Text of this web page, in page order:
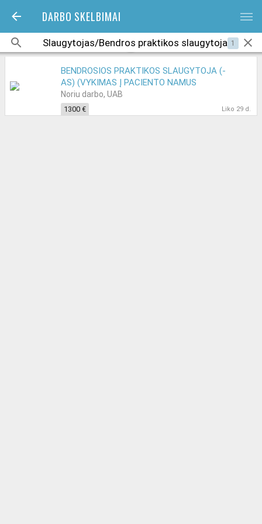
DARBO SKELBIMAI bars
1
BENDROSIOS PRAKTIKOS SLAUGYTOJA (-
AS) (VYKIMAS Į PACIENTO NAMUS
ALYTUJE)
Noriu darbo, UAB
1300 € Liko 29 d.